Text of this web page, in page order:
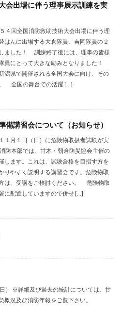
会出場に伴う理事展示訓練を実
回全国消防救助技術大会出場に伴う理
はんに出場する大倉隊員、吉岡隊員の２
ました！ 訓練終了後には、理事の皆様
員にとって大きな励みとなりました！
潟県で開催される全国大会に向け、その
全国の舞台での活躍 […]
備講習会について（お知らせ）
月１日（日）に危険物取扱者試験が実
本部では、甘木・朝倉防災協会主催の
します。これは、試験合格を目指す方を
りやすく説明する講習会です。危険物取
は、受講をご検討ください。 危険物取
に配置していますので併せ […]
） ※詳細及び過去の統計については、甘
況及び消防年報をご覧下さい。